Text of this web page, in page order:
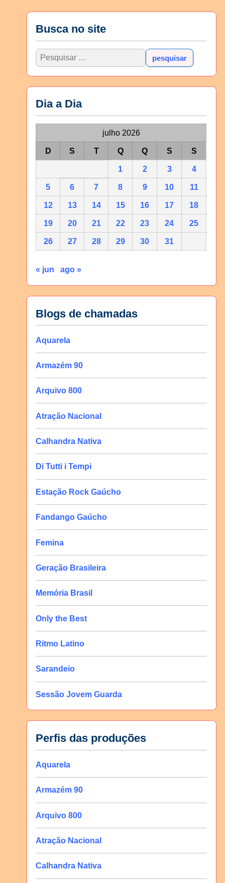
Busca no site
Dia a Dia
julho 2026
D S T Q Q S S
1 2 3 4
5 6 7 8 9 10 11
12 13 14 15 16 17 18
19 20 21 22 23 24 25
26 27 28 29 30 31
« jun ago »
Blogs de chamadas
Aquarela
Armazém 90
Arquivo 800
Atração Nacional
Calhandra Nativa
Di Tutti i Tempi
Estação Rock Gaúcho
Fandango Gaúcho
Femina
Geração Brasileira
Memória Brasil
Only the Best
Ritmo Latino
Sarandeio
Sessão Jovem Guarda
Perfis das produções
Aquarela
Armazém 90
Arquivo 800
Atração Nacional
Calhandra Nativa